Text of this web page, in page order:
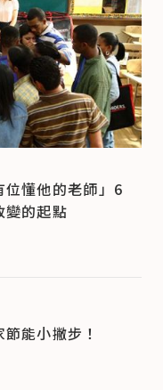
位懂他的老師」6
變的起點
能小撇步！